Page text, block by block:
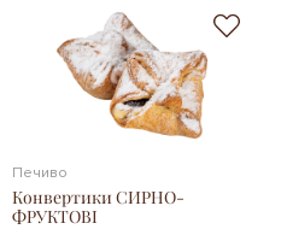
Печиво
Конвертики СИРНО-
ФРУКТОВІ